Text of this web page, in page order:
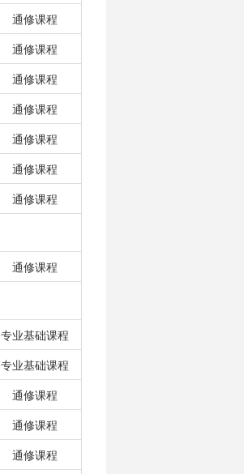
通修课程
通修课程
通修课程
通修课程
通修课程
通修课程
通修课程
通修课程
专业基础课程
专业基础课程
通修课程
通修课程
通修课程